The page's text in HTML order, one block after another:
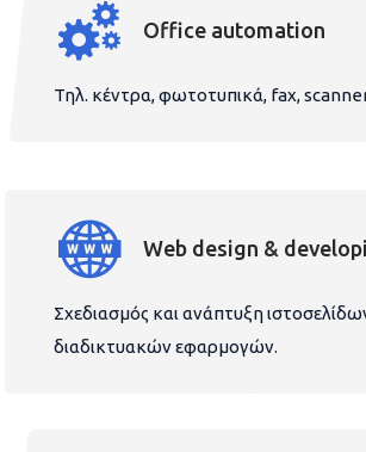
Office automation
Τηλ. κέντρα, φωτοτυπικά, fax,
Web design &
Σχεδιασμός και ανάπτυξη
διαδικτυακών εφαρμογών.